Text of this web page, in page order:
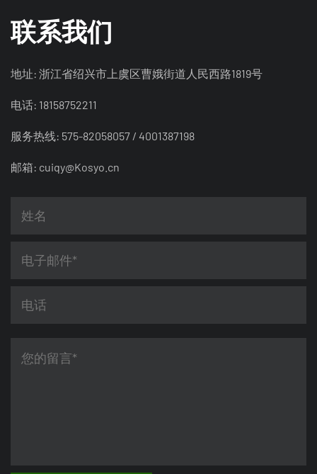
联系我们
地址: 浙江省绍兴市上虞区曹娥街道人民西路1819号
电话: 18158752211
服务热线: 575-82058057 / 4001387198
邮箱: cuiqy@Kosyo.cn